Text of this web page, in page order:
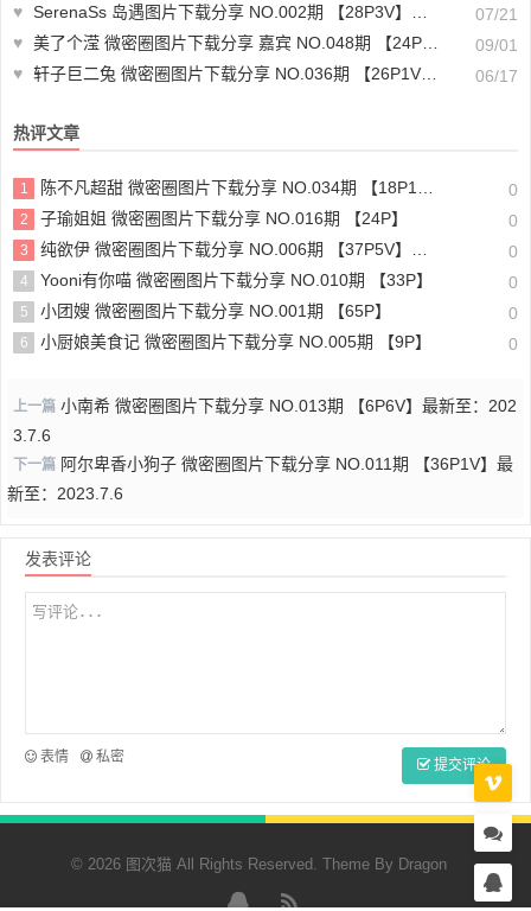
♥ SerenaSs 岛遇图片下载分享 NO.002期 【28P3V】最新至：2025.6.19
07/21
♥ 美了个滢 微密圈图片下载分享 嘉宾 NO.048期 【24P】最新至：2024.8.27
09/01
♥ 轩子巨二兔 微密圈图片下载分享 NO.036期 【26P1V】最新至：2025.3.18 06/17
热评文章
1 陈不凡超甜 微密圈图片下载分享 NO.034期 【18P1V】最新至：2024.1.25 0
2 子瑜姐姐 微密圈图片下载分享 NO.016期 【24P】 0
3 纯欲伊 微密圈图片下载分享 NO.006期 【37P5V】最新至：2024.1.25 0
4 Yooni有你喵 微密圈图片下载分享 NO.010期 【33P】 0
5 小团嫂 微密圈图片下载分享 NO.001期 【65P】 0
6 小厨娘美食记 微密圈图片下载分享 NO.005期 【9P】 0
上一篇 小南希 微密圈图片下载分享 NO.013期 【6P6V】最新至：202
3.7.6
下一篇 阿尔卑香小狗子 微密圈图片下载分享 NO.011期 【36P1V】最
新至：2023.7.6
发表评论
表情 私密 提交评论
© 2026 图次猫 All Rights Reserved. Theme By Dragon